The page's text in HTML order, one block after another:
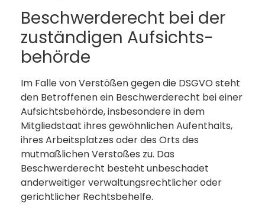
Beschwerde­recht bei der
zuständigen Aufsichts­
behörde
Im Falle von Verstößen gegen die DSGVO steht
den Betroffenen ein Beschwerderecht bei einer
Aufsichtsbehörde, insbesondere in dem
Mitgliedstaat ihres gewöhnlichen Aufenthalts,
ihres Arbeitsplatzes oder des Orts des
mutmaßlichen Verstoßes zu. Das
Beschwerderecht besteht unbeschadet
anderweitiger verwaltungsrechtlicher oder
gerichtlicher Rechtsbehelfe.